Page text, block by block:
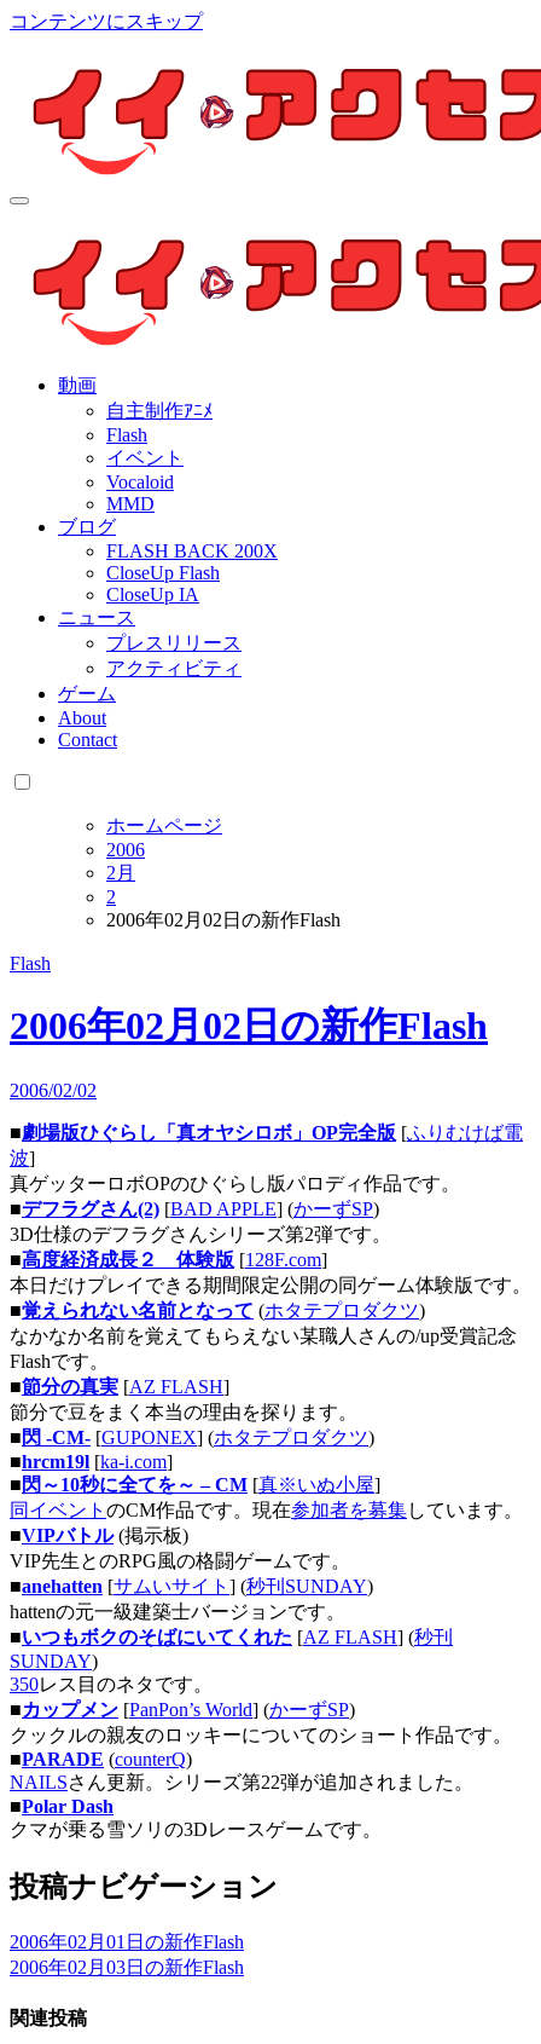
コンテンツにスキップ
個人制作アニメを中心とした動画紹介ブログ
動画
自主制作ｱﾆﾒ
Flash
イベント
Vocaloid
MMD
ブログ
FLASH BACK 200X
CloseUp Flash
CloseUp IA
ニュース
プレスリリース
アクティビティ
ゲーム
About
Contact
ホームページ
2006
2月
2
2006年02月02日の新作Flash
Flash
2006年02月02日の新作Flash
2006/02/02
■劇場版ひぐらし「真オヤシロボ」OP完全版 [ふりむけば電
波]
真ゲッターロボOPのひぐらし版パロディ作品です。
■デフラグさん(2) [BAD APPLE] (かーずSP)
3D仕様のデフラグさんシリーズ第2弾です。
■高度経済成長２ 体験版 [128F.com]
本日だけプレイできる期間限定公開の同ゲーム体験版です。
■覚えられない名前となって (ホタテプロダクツ)
なかなか名前を覚えてもらえない某職人さんの/up受賞記念
Flashです。
■節分の真実 [AZ FLASH]
節分で豆をまく本当の理由を探ります。
■閃 -CM- [GUPONEX] (ホタテプロダクツ)
■hrcm19l [ka-i.com]
■閃～10秒に全てを～ – CM [真※いぬ小屋]
同イベント のCM作品です。現在参加者を募集しています。
■VIPバトル(掲示板)
VIP先生とのRPG風の格闘ゲームです。
■anehatten [サムいサイト ] (秒刊SUNDAY)
hattenの元一級建築士バージョンです。
■いつもボクのそばにいてくれた [AZ FLASH] (秒刊
SUNDAY)
350レス目のネタです。
■カップメン [PanPon’s World] (かーずSP)
クックルの親友のロッキーについてのショート作品です。
■PARADE (counterQ)
NAILSさん更新。シリーズ第22弾が追加されました。
■Polar Dash
クマが乗る雪ソリの3Dレースゲームです。
投稿ナビゲーション
2006年02月01日の新作Flash
2006年02月03日の新作Flash
関連投稿